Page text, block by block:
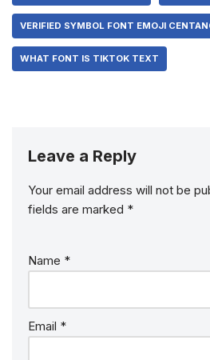
VERIFIED SYMBOL FONT EMOJI
WHAT FONT IS TIKTOK TEXT
Leave a Reply
Your email address will not be
fields are marked *
Name *
Email *